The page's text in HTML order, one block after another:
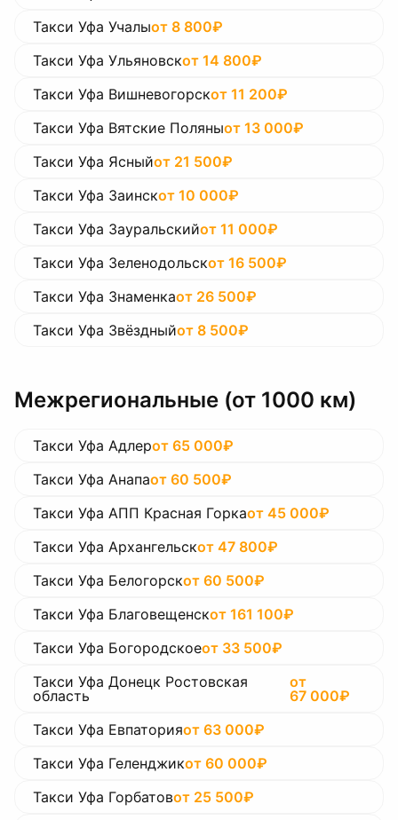
Такси Уфа Учалыот 8 800₽
Такси Уфа Ульяновскот 14 800₽
Такси Уфа Вишневогорскот 11 200₽
Такси Уфа Вятские Поляныот 13 000₽
Такси Уфа Ясныйот 21 500₽
Такси Уфа Заинскот 10 000₽
Такси Уфа Зауральскийот 11 000₽
Такси Уфа Зеленодольскот 16 500₽
Такси Уфа Знаменкаот 26 500₽
Такси Уфа Звёздныйот 8 500₽
Межрегиональные (от 1000 км)
Такси Уфа Адлерот 65 000₽
Такси Уфа Анапаот 60 500₽
Такси Уфа АПП Красная Горкаот 45 000₽
Такси Уфа Архангельскот 47 800₽
Такси Уфа Белогорскот 60 500₽
Такси Уфа Благовещенскот 161 100₽
Такси Уфа Богородскоеот 33 500₽
Такси Уфа Донецк Ростовская
область
от
67 000₽
Такси Уфа Евпаторияот 63 000₽
Такси Уфа Геленджикот 60 000₽
Такси Уфа Горбатовот 25 500₽